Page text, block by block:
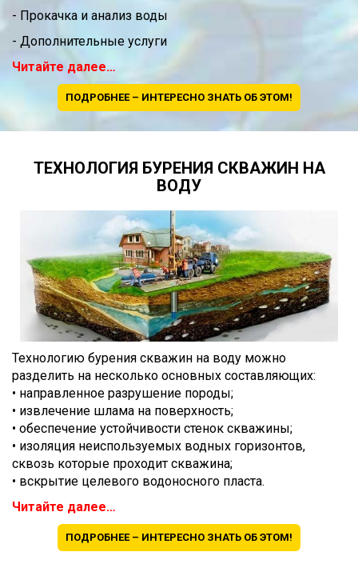
- Прокачка и анализ воды
- Дополнительные услуги
Читайте далее…
ПОДРОБНЕЕ – ИНТЕРЕСНО ЗНАТЬ ОБ ЭТОМ!
ТЕХНОЛОГИЯ БУРЕНИЯ СКВАЖИН НА
ВОДУ
Технологию бурения скважин на воду можно
разделить на несколько основных составляющих:
• направленное разрушение породы;
• извлечение шлама на поверхность;
• обеспечение устойчивости стенок скважины;
• изоляция неиспользуемых водных горизонтов,
сквозь которые проходит скважина;
• вскрытие целевого водоносного пласта.
Читайте далее…
ПОДРОБНЕЕ – ИНТЕРЕСНО ЗНАТЬ ОБ ЭТОМ!